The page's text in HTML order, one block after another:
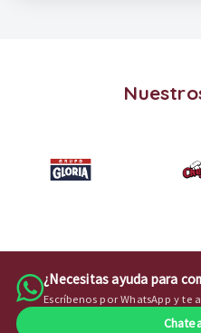
¿Necesitas ayuda para
Escríbenos por WhatsApp y te